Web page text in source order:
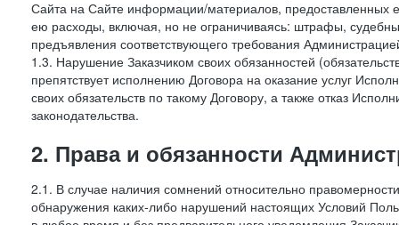
Сайта на Сайте информации/материалов, предоставленных
ею расходы, включая, но не ограничиваясь: штрафы,
предъявления соответствующего требования
1.3. Нарушение Заказчиком своих обязанностей
препятствует исполнению Договора на оказание услуг
своих обязательств по такому Договору, а также отказ
законодательства.
2. Права и обязанности
2.1. В случае наличия сомнений относительно
обнаружения каких-либо нарушений настоящих Условий